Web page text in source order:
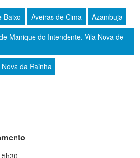
Baixo Aveiras de Cima Azambuja
Manique do Intendente, Vila Nova de
Nova da Rainha